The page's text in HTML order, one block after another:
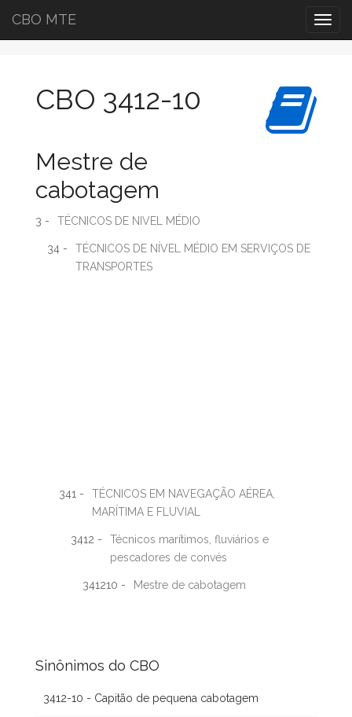
CBO MTE
CBO 3412-10
Mestre de
cabotagem
3 - TÉCNICOS DE NIVEL MÉDIO
34 -
TÉCNICOS DE NÍVEL MÉDIO EM SERVIÇOS DE
TRANSPORTES
341 -
TÉCNICOS EM NAVEGAÇÃO AÉREA,
MARÍTIMA E FLUVIAL
3412 -
Técnicos marítimos, fluviários e
pescadores de convés
341210 - Mestre de cabotagem
Sinônimos do CBO
3412-10 - Capitão de pequena cabotagem